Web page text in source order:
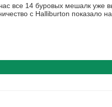
все 14 буровых мешалк уже
с Halliburton показало